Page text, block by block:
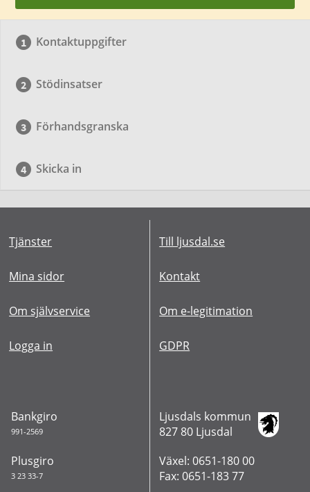
Kontaktuppgifter
Stödinsatser
Förhandsgranska
Skicka in
Tjänster
Mina sidor
Om självservice
Logga in
Till ljusdal.se
Kontakt
Om e-legitimation
GDPR
Bankgiro
991-2569
Plusgiro
3 23 33-7
Ljusdals kommun
827 80 Ljusdal
Växel: 0651-180 00
Fax: 0651-183 77